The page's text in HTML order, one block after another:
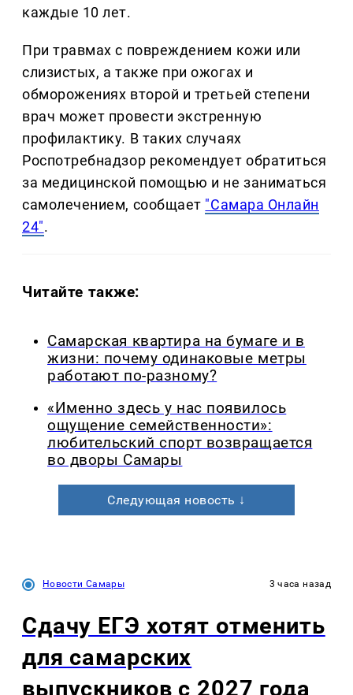
каждые 10 лет.
При травмах с повреждением кожи или
слизистых, а также при ожогах и
обморожениях второй и третьей степени
врач может провести экстренную
профилактику. В таких случаях
Роспотребнадзор рекомендует обратиться
за медицинской помощью и не заниматься
самолечением, сообщает "Самара Онлайн
24".
Читайте также:
Самарская квартира на бумаге и в
жизни: почему одинаковые метры
работают по-разному?
«Именно здесь у нас появилось
ощущение семейственности»:
любительский спорт возвращается
во дворы Самары
Следующая новость ↓
Новости Самары 3 часа назад
Сдачу ЕГЭ хотят отменить
для самарских
выпускников с 2027 года